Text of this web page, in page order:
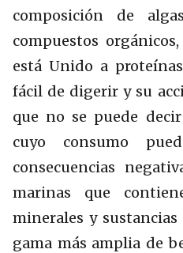
composición de
compuestos
está Unido a
fácil de digerir y su
que no se puede
cuyo consumo
consecuencias
marinas que
minerales y
gama más amplia de